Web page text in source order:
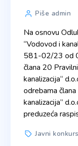
PostPiše admin
Na osnovu
“Vodovod i
581-02/23 od
člana 20
kanalizacija“
odrebama
kanalizacija”
preduzeća
TagsJavni konkurs